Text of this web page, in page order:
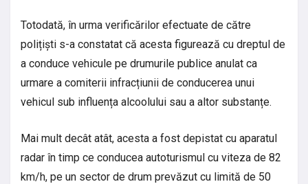
Totodată, în urma verificărilor efectuate de către
polițiști s-a constatat că acesta figurează cu dreptul de
a conduce vehicule pe drumurile publice anulat ca
urmare a comiterii infracțiunii de conducerea unui
vehicul sub influența alcoolului sau a altor substanțe.
Mai mult decât atât, acesta a fost depistat cu aparatul
radar în timp ce conducea autoturismul cu viteza de 82
km/h, pe un sector de drum prevăzut cu limită de 50